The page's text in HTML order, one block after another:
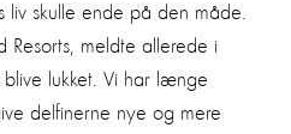
liv skulle ende på den måde.
Resorts, meldte allerede i
lukket. Vi har længe
delfinerne nye og mere